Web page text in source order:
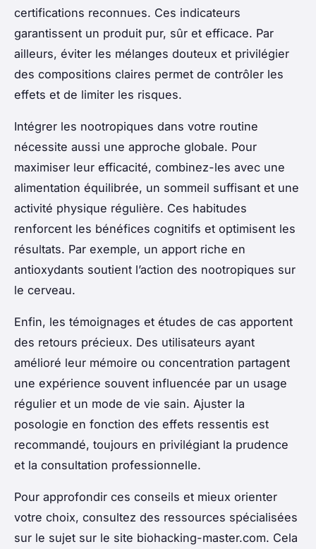
certifications reconnues. Ces indicateurs
garantissent un produit pur, sûr et efficace. Par
ailleurs, éviter les mélanges douteux et privilégier
des compositions claires permet de contrôler les
effets et de limiter les risques.
Intégrer les nootropiques dans votre routine
nécessite aussi une approche globale. Pour
maximiser leur efficacité, combinez-les avec une
alimentation équilibrée, un sommeil suffisant et une
activité physique régulière. Ces habitudes
renforcent les bénéfices cognitifs et optimisent les
résultats. Par exemple, un apport riche en
antioxydants soutient l’action des nootropiques sur
le cerveau.
Enfin, les témoignages et études de cas apportent
des retours précieux. Des utilisateurs ayant
amélioré leur mémoire ou concentration partagent
une expérience souvent influencée par un usage
régulier et un mode de vie sain. Ajuster la
posologie en fonction des effets ressentis est
recommandé, toujours en privilégiant la prudence
et la consultation professionnelle.
Pour approfondir ces conseils et mieux orienter
votre choix, consultez des ressources spécialisées
sur le sujet sur le site biohacking-master.com. Cela